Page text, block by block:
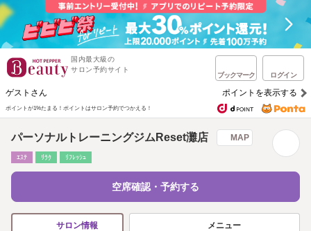
国内最大級の
サロン予約サイト
ブックマーク ログイン
ゲストさん ポイントを表示する
ポイントが1%たまる！ ポイントはサロン予約でつかえる！
パーソナルトレーニングジムReset灘店 MAP
ｴｽﾃ ﾘﾗｸ ﾘﾌﾚｯｼｭ
空席確認・予約する
サロン情報 メニュー